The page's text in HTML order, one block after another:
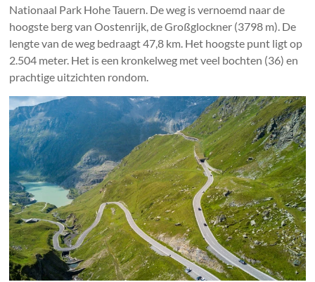
Nationaal Park Hohe Tauern. De weg is vernoemd naar de
hoogste berg van Oostenrijk, de Großglockner (3798 m). De
lengte van de weg bedraagt ​​47,8 km. Het hoogste punt ligt op
2.504 meter. Het is een kronkelweg met veel bochten (36) en
prachtige uitzichten rondom.